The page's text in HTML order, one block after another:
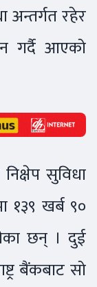
अन्तर्गत रहेर
गर्दै आएको
सुविधा
१३९ खर्ब ९०
छन् । दुई
बैंकबाट सो